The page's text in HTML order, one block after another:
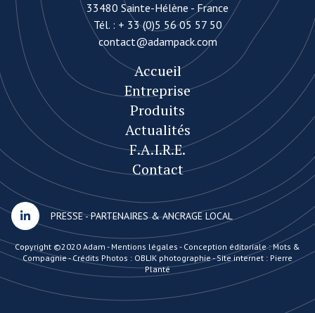
33480 Sainte-Hélène - France
Tél. : + 33 (0)5 56 05 57 50
contact@adampack.com
Accueil
Entreprise
Produits
Actualités
F.A.I.R.E.
Contact
PRESSE-PARTENAIRES & ANCRAGE LOCAL
Copyright ©2020 Adam - Mentions légales - Conception éditoriale : Mots &
Compagnie-Crédits Photos : OBLIK photographie-Site internet : Pierre
Planté